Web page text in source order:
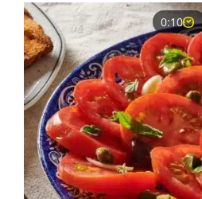
0:10